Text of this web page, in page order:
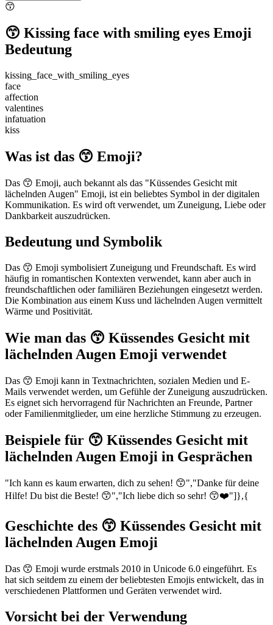
😙
😙 Kissing face with smiling eyes Emoji
Bedeutung
kissing_face_with_smiling_eyes
face
affection
valentines
infatuation
kiss
Was ist das 😙 Emoji?
Das 😙 Emoji, auch bekannt als das "Küssendes Gesicht mit
lächelnden Augen" Emoji, ist ein beliebtes Symbol in der digitalen
Kommunikation. Es wird oft verwendet, um Zuneigung, Liebe oder
Dankbarkeit auszudrücken.
Bedeutung und Symbolik
Das 😙 Emoji symbolisiert Zuneigung und Freundschaft. Es wird
häufig in romantischen Kontexten verwendet, kann aber auch in
freundschaftlichen oder familiären Beziehungen eingesetzt werden.
Die Kombination aus einem Kuss und lächelnden Augen vermittelt
Wärme und Positivität.
Wie man das 😙 Küssendes Gesicht mit
lächelnden Augen Emoji verwendet
Das 😙 Emoji kann in Textnachrichten, sozialen Medien und E-
Mails verwendet werden, um Gefühle der Zuneigung auszudrücken.
Es eignet sich hervorragend für Nachrichten an Freunde, Partner
oder Familienmitglieder, um eine herzliche Stimmung zu erzeugen.
Beispiele für 😙 Küssendes Gesicht mit
lächelnden Augen Emoji in Gesprächen
"Ich kann es kaum erwarten, dich zu sehen! 😙","Danke für deine
Hilfe! Du bist die Beste! 😙","Ich liebe dich so sehr! 😙❤️"]},{
Geschichte des 😙 Küssendes Gesicht mit
lächelnden Augen Emoji
Das 😙 Emoji wurde erstmals 2010 in Unicode 6.0 eingeführt. Es
hat sich seitdem zu einem der beliebtesten Emojis entwickelt, das in
verschiedenen Plattformen und Geräten verwendet wird.
Vorsicht bei der Verwendung